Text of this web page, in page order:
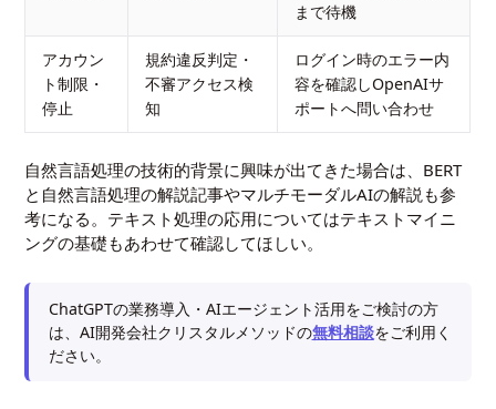
まで待機
アカウン
ト制限・
停止
規約違反判定・
不審アクセス検
知
ログイン時のエラー内
容を確認しOpenAIサ
ポートへ問い合わせ
自然言語処理の技術的背景に興味が出てきた場合は、 BERT
と自然言語処理の解説記事やマルチモーダルAIの解説 も参
考になる。テキスト処理の応用についてはテキストマイニ
ングの基礎もあわせて確認してほしい。
ChatGPTの業務導入・AIエージェント活用をご検討の方
は、AI開発会社クリスタルメソッドの無料相談をご利用く
ださい。